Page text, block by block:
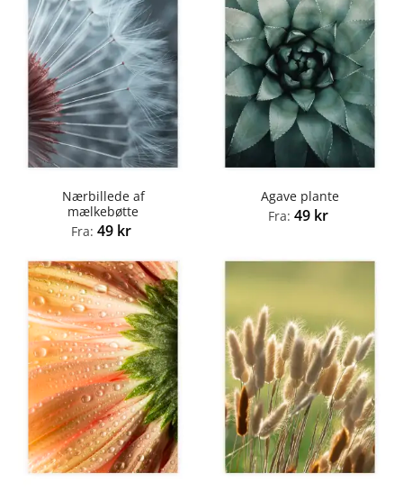
Nærbillede af
mælkebøtte
Fra: 49 kr
Agave plante
Fra: 49 kr